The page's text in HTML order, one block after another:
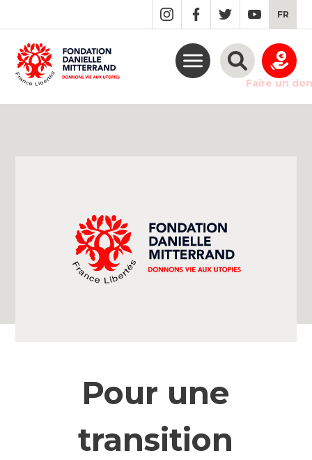
MAIN
CONTENT
FR
Faire un don
Pour une
transition